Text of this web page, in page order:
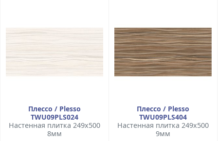
Плессо / Plesso
TWU09PLS024
Настенная плитка 249x500
8мм
Плессо / Plesso
TWU09PLS404
Настенная плитка 249x500
9мм